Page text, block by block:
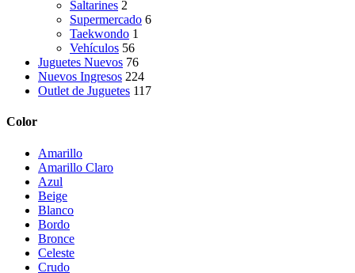
Saltarines 2
Supermercado 6
Taekwondo 1
Vehículos 56
Juguetes Nuevos 76
Nuevos Ingresos 224
Outlet de Juguetes 117
Color
Amarillo
Amarillo Claro
Azul
Beige
Blanco
Bordo
Bronce
Celeste
Crudo